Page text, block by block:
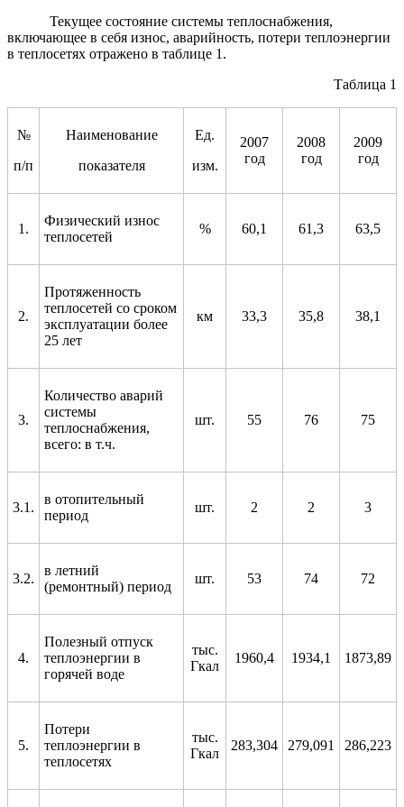
Текущее состояние системы теплоснабжения,
включающее в себя износ, аварийность, потери теплоэнергии
в теплосетях отражено в таблице 1.
Таблица 1
№
п/п
Наименование
показателя
Ед.
изм.
2007
год
2008
год
2009
год
1.
Физический износ
теплосетей
% 60,1 61,3 63,5
2.
Протяженность
теплосетей со сроком
эксплуатации более
25 лет
км 33,3 35,8 38,1
3.
Количество аварий
системы
теплоснабжения,
всего: в т.ч.
шт. 55 76 75
3.1.
в отопительный
период
шт. 2 2 3
3.2.
в летний
(ремонтный) период
шт. 53 74 72
4.
Полезный отпуск
теплоэнергии в
горячей воде
тыс.
Гкал
1960,4 1934,1 1873,89
5.
Потери
теплоэнергии в
теплосетях
тыс.
Гкал
283,304 279,091 286,223